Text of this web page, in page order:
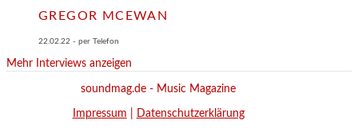
GREGOR MCEWAN
22.02.22 - per Telefon
Mehr Interviews anzeigen
soundmag.de - Music Magazine
Impressum Datenschutzerklärung